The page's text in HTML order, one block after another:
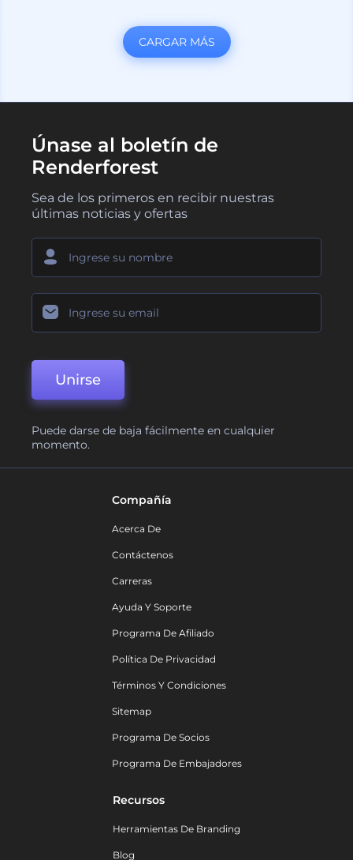
CARGAR MÁS
Únase al boletín de
Renderforest
Sea de los primeros en recibir nuestras
últimas noticias y ofertas
Unirse
Puede darse de baja fácilmente en cualquier
momento.
Compañía
Acerca De
Contáctenos
Carreras
Ayuda Y Soporte
Programa De Afiliado
Política De Privacidad
Términos Y Condiciones
Sitemap
Programa De Socios
Programa De Embajadores
Recursos
Herramientas De Branding
Blog